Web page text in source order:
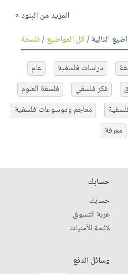
المزيد من البنود »
التالية /كل المواضيع/فلسفة
دراسات فلسفية
عام
فكر فلسفي
فلسفة العلوم
معاجم وموسوعات فلسفية
معرفة
حسابك
حسابك
عربة التسوق
لائحة الأمنيات
وسائل الدفع